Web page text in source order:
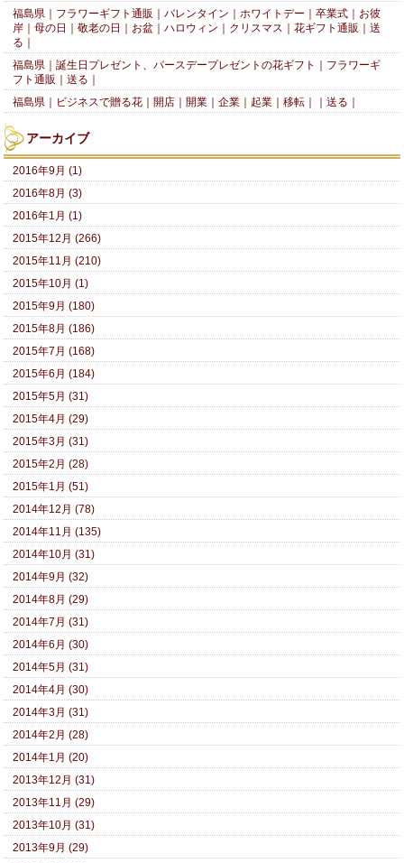
福島県｜フラワーギフト通販｜バレンタイン｜ホワイトデー｜卒業式｜お彼
岸｜母の日｜敬老の日｜お盆｜ハロウィン｜クリスマス｜花ギフト通販｜送
る｜
福島県｜誕生日プレゼント、バースデープレゼントの花ギフト｜フラワーギ
フト通販｜送る｜
福島県｜ビジネスで贈る花｜開店｜開業｜企業｜起業｜移転｜｜送る｜
アーカイブ
2016年9月 (1)
2016年8月 (3)
2016年1月 (1)
2015年12月 (266)
2015年11月 (210)
2015年10月 (1)
2015年9月 (180)
2015年8月 (186)
2015年7月 (168)
2015年6月 (184)
2015年5月 (31)
2015年4月 (29)
2015年3月 (31)
2015年2月 (28)
2015年1月 (51)
2014年12月 (78)
2014年11月 (135)
2014年10月 (31)
2014年9月 (32)
2014年8月 (29)
2014年7月 (31)
2014年6月 (30)
2014年5月 (31)
2014年4月 (30)
2014年3月 (31)
2014年2月 (28)
2014年1月 (20)
2013年12月 (31)
2013年11月 (29)
2013年10月 (31)
2013年9月 (29)